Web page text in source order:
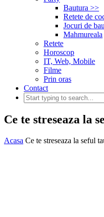
Bautura >>
Retete de
Jocuri de
Mahmureala
Retete
Horoscop
IT, Web, Mobile
Filme
Prin oras
Contact
Ce te streseaza la
Acasa Ce te streseaza la seful